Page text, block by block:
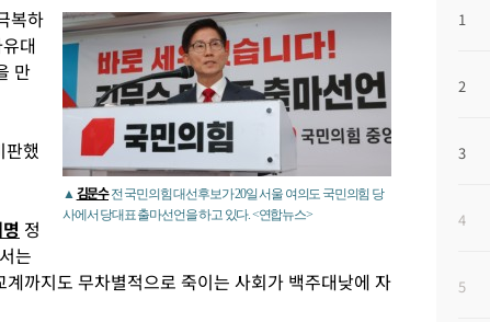
▲ 김문수전 국민의힘 대선후보가 20일 서울 여의도 국민의힘 당
사에서 당대표 출마선언을 하고 있다. <연합뉴스>
복하
대
만
판했
정
는
까지도 무차별적으로 죽이는 사회가 백주대낮에 자
1
2
3
4
5